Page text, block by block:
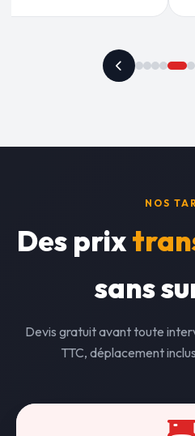
NOS
Des prix
sans
Devis gratuit avant toute
TTC, déplacement